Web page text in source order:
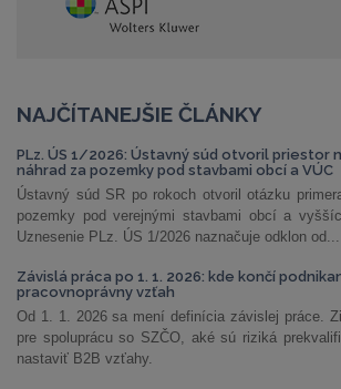
NAJČÍTANEJŠIE ČLÁNKY
PLz. ÚS 1/2026: Ústavný súd otvoril priestor
náhrad za pozemky pod stavbami obcí a VÚC
Ústavný súd SR po rokoch otvoril otázku
pozemky pod verejnými stavbami obcí a
Uznesenie PLz. ÚS 1/2026 naznačuje odklon od...
Závislá práca po 1. 1. 2026: kde končí
pracovnoprávny vzťah
Od 1. 1. 2026 sa mení definícia závislej práce.
pre spoluprácu so SZČO, aké sú riziká
nastaviť B2B vzťahy.